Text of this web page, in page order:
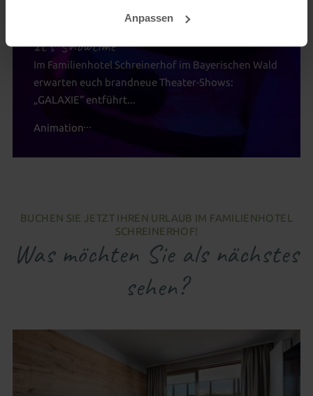
Anpassen
It's Showtime
Im Familienhotel Schreinerhof im Bayerischen Wald
erwarten euch brandneue Theater-Shows:
„GALAXIE“ entführt...
Animation
Sabrina | Animation
BUCHEN SIE JETZT IHREN URLAUB IM FAMILIENHOTEL
SCHREINERHOF!
Was möchten Sie als nächstes
sehen?